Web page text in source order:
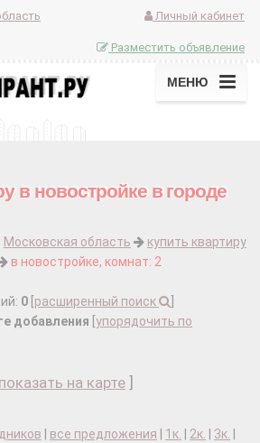
Личный кабинет
Разместить объявление
МЕНЮ
в новостройке в городе
Московская область
купить квартиру
в новостройке, комнат: 2
0 расширенный поиск
добавления упорядочить по
показать на карте
все предложения 1к. 2к. 3к.